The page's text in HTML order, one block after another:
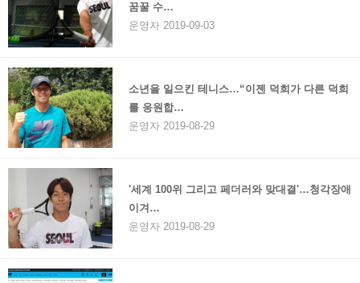
꿈꿀 수…
운영자 2019-09-03
소년을 일으킨 테니스…“이젠 덕희가 다른 덕희
를 응원합…
운영자 2019-08-29
'세계 100위 그리고 페더러와 맞대결'…청각장애
이겨…
운영자 2019-08-29